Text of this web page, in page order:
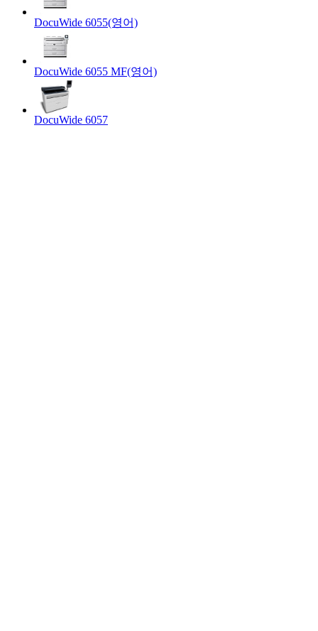
DocuWide 6055(영어)
DocuWide 6055 MF(영어)
DocuWide 6057